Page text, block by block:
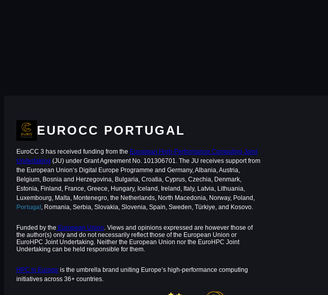
EUROCC PORTUGAL
EuroCC 3 has received funding from the European High-Performance Computing Joint
Undertaking (JU) under Grant Agreement No. 101306701. The JU receives support from
the European Union‘s Digital Europe Programme and Germany, Albania, Austria,
Belgium, Bosnia and Herzegovina, Bulgaria, Croatia, Cyprus, Czechia, Denmark,
Estonia, Finland, France, Greece, Hungary, Iceland, Ireland, Italy, Latvia, Lithuania,
Luxembourg, Malta, Montenegro, the Netherlands, North Macedonia, Norway, Poland,
Portugal , Romania, Serbia, Slovakia, Slovenia, Spain, Sweden, Türkiye, and Kosovo.
Funded by the European Union. Views and opinions expressed are however those of
the author(s) only and do not necessarily reflect those of the European Union or
EuroHPC Joint Undertaking. Neither the European Union nor the EuroHPC Joint
Undertaking can be held responsible for them.
HPC in Europe is the umbrella brand uniting Europe’s high-performance computing
initiatives across 36+ countries.